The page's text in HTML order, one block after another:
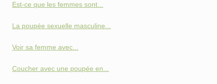
Est-ce que les femmes sont...
La poupée sexuelle masculine...
Voir sa femme avec...
Coucher avec une poupée en...